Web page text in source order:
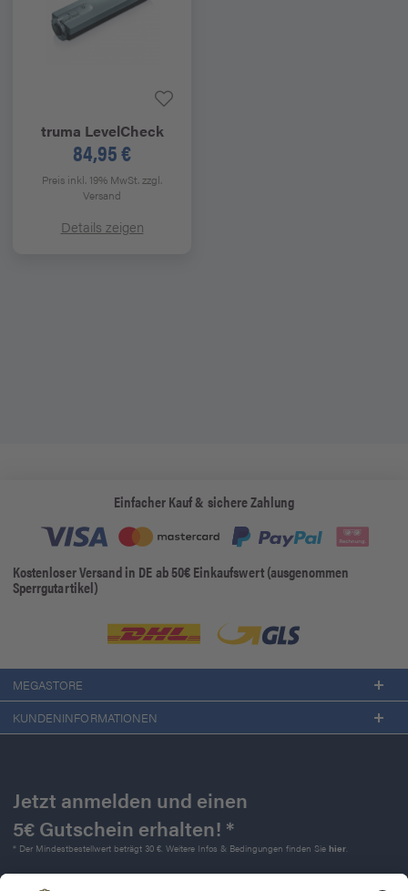
truma LevelCheck
84,95 €
Preis inkl. 19% MwSt.zzgl.
Versand
Details zeigen
Einfacher Kauf & sichere Zahlung
Kostenloser Versand in DE ab 50€ Einkaufswert (ausgenommen
Sperrgutartikel)
MEGASTORE
KUNDENINFORMATIONEN
Jetzt anmelden und einen
5€ Gutschein erhalten! *
* Der Mindestbestellwert beträgt 30 €. Weitere Infos & Bedingungen finden Sie hier.